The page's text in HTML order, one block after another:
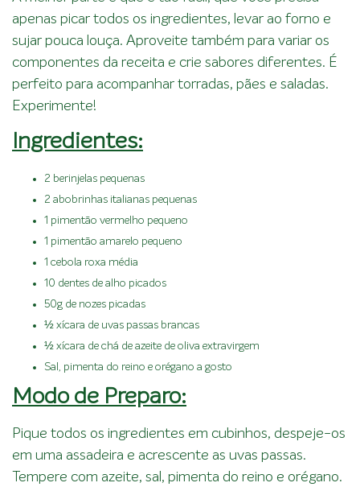
apenas picar todos os ingredientes, levar ao forno e
sujar pouca louça. Aproveite também para variar os
componentes da receita e crie sabores diferentes. É
perfeito para acompanhar torradas, pães e saladas.
Experimente!
Ingredientes:
2 berinjelas pequenas
2 abobrinhas italianas pequenas
1 pimentão vermelho pequeno
1 pimentão amarelo pequeno
1 cebola roxa média
10 dentes de alho picados
50g de nozes picadas
½ xícara de uvas passas brancas
½ xícara de chá de azeite de oliva extravirgem
Sal, pimenta do reino e orégano a gosto
Modo de Preparo:
Pique todos os ingredientes em cubinhos, despeje-os
em uma assadeira e acrescente as uvas passas.
Tempere com azeite, sal, pimenta do reino e orégano.